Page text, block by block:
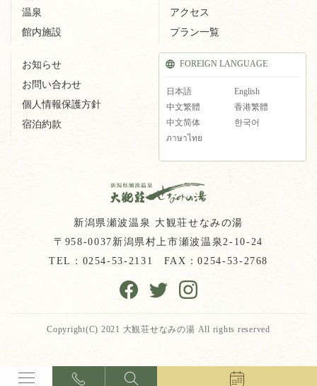
新潟県瀬波温泉 大観荘せなみの湯
〒958-0037新潟県村上市瀬波温泉2-10-24
TEL： 0254-53-2131 FAX：0254-53-2768
温泉
館内施設
アクセス
プラン一覧
お知らせ
お問い合わせ
個人情報保護方針
宿泊約款
FOREIGN LANGUAGE
日本語
English
中文繁體
香港繁體
中文简体
한국어
ภาษาไทย
Copyright(C) 2021 大観荘せなみの湯 All rights reserved